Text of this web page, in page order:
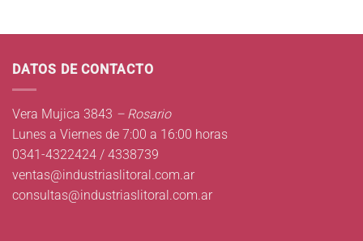
DATOS DE CONTACTO
Vera Mujica 3843 – Rosario
Lunes a Viernes de 7:00 a 16:00 horas
0341-4322424 / 4338739
ventas@industriaslitoral.com.ar
consultas@industriaslitoral.com.ar